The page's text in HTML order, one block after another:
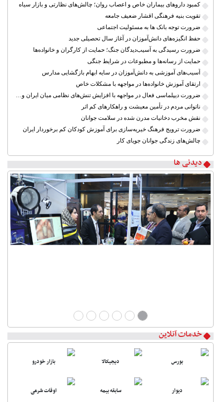
کمبود داروهای بیماران خاص و اعصاب روان؛ چالش‌های نظارتی و بازار سیاه
تقویت بنیه فرهنگی اقشار ضعیف جامعه
ضرورت توجه بانک ها به مسئولیت اجتماعی
حفظ انگیزه‌های دانش‌آموزان در آغاز سال تحصیلی جدید
ضرورت رسیدگی به آسیب‌دیدگان جنگ؛ حمایت از کارگران و خانواده‌ها
حمایت از رسانه‌ها و مطبوعات در شرایط جنگی
آسیب‌های آموزشی به دانش‌آموزان در سایه ابهام بازگشایی مدارس
ارتقای آموزش خانواده‌ها در مواجهه با مشکلات خاص
ناتوانی مردم در تأمین معیشت و راهکارهای کم اثر
نقش مخرب دخانیات مدرن شده در سلامت جوانان
ضرورت ترویج فرهنگ خیریه‌سازی برای آموزش کودکان کم برخوردار ایران
چالش‌های زندگی جوانان جویای کار
دیدنی ها
خدمات آنلاین
بورس دیجیکالا بازار خودرو
دیوار سابقه بیمه اوقات شرعی